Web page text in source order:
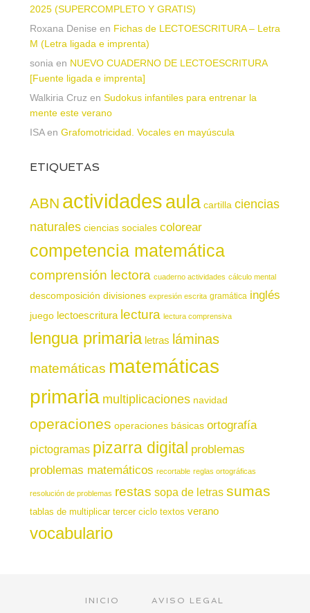
2025 (SUPERCOMPLETO Y GRATIS)
Roxana Denise en Fichas de LECTOESCRITURA – Letra
M (Letra ligada e imprenta)
sonia en NUEVO CUADERNO DE LECTOESCRITURA
[Fuente ligada e imprenta]
Walkiria Cruz en Sudokus infantiles para entrenar la
mente este verano
ISAen Grafomotricidad. Vocales en mayúscula
ETIQUETAS
ABN actividadesaula cartilla ciencias
naturales ciencias sociales colorear
competencia matemática
comprensión lectora cuaderno actividades cálculo mental
descomposición divisiones expresión escrita gramática inglés
juego lectoescritura lectura lectura comprensiva
lengua primaria letras láminas
matemáticas matemáticas
primaria multiplicaciones navidad
operaciones operaciones básicas ortografía
pictogramas pizarra digital problemas
problemas matemáticos recortable reglas ortográficas
resolución de problemas restas sopa de letras sumas
tablas de multiplicar tercer ciclo textos verano
vocabulario
INICIO AVISO LEGAL